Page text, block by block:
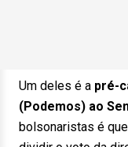
Um deles é a pré-
(Podemos) ao
bolsonaristas é